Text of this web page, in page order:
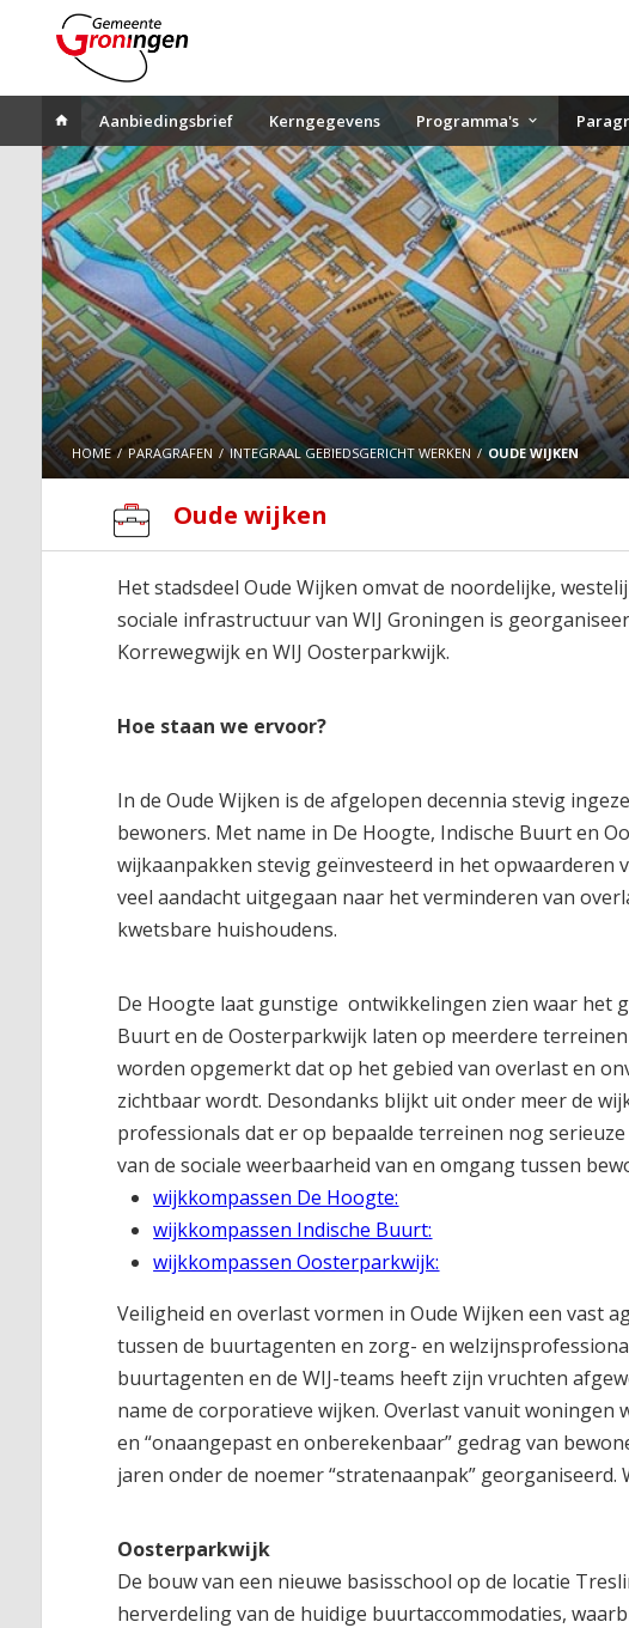
Aanbiedingsbrief Kerngegevens Programma's
HOME PARAGRAFEN INTEGRAAL GEBIEDSGERICHT WERKEN OUDE WIJKEN
Oude wijken
Het stadsdeel Oude Wijken omvat de noordelijke,
sociale infrastructuur van WIJ Groningen is
Korrewegwijk en WIJ Oosterparkwijk.
Hoe staan we ervoor?
In de Oude Wijken is de afgelopen decennia stevig
bewoners. Met name in De Hoogte, Indische Buurt en
wijkaanpakken stevig geïnvesteerd in het
veel aandacht uitgegaan naar het verminderen van
kwetsbare huishoudens.
De Hoogte laat gunstige ontwikkelingen zien waar het
Buurt en de Oosterparkwijk laten op meerdere
worden opgemerkt dat op het gebied van overlast en
zichtbaar wordt. Desondanks blijkt uit onder meer de
professionals dat er op bepaalde terreinen nog
van de sociale weerbaarheid van en omgang tussen
wijkkompassen De Hoogte:
wijkkompassen Indische Buurt:
wijkkompassen Oosterparkwijk:
Veiligheid en overlast vormen in Oude Wijken een vast
tussen de buurtagenten en zorg- en
buurtagenten en de WIJ-teams heeft zijn vruchten
name de corporatieve wijken. Overlast vanuit
en “onaangepast en onberekenbaar” gedrag van
jaren onder de noemer “stratenaanpak” georganiseerd.
Oosterparkwijk
De bouw van een nieuwe basisschool op de locatie
herverdeling van de huidige buurtaccommodaties,